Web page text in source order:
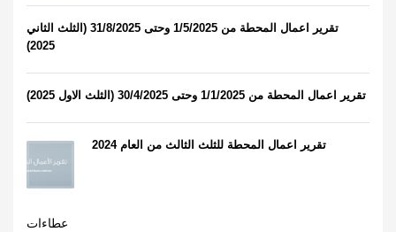
تقرير اعمال المحطة من 1/5/2025 وحتى 31/8/2025 (الثلث الثاني
2025)
تقرير اعمال المحطة من 1/1/2025 وحتى 30/4/2025 (الثلث الاول 2025)
تقرير اعمال المحطة للثلث الثالث من العام 2024
عطاءات